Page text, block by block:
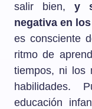
salir bien, y
negativa en
es consciente
ritmo de
tiempos, ni los
habilidades.
educación